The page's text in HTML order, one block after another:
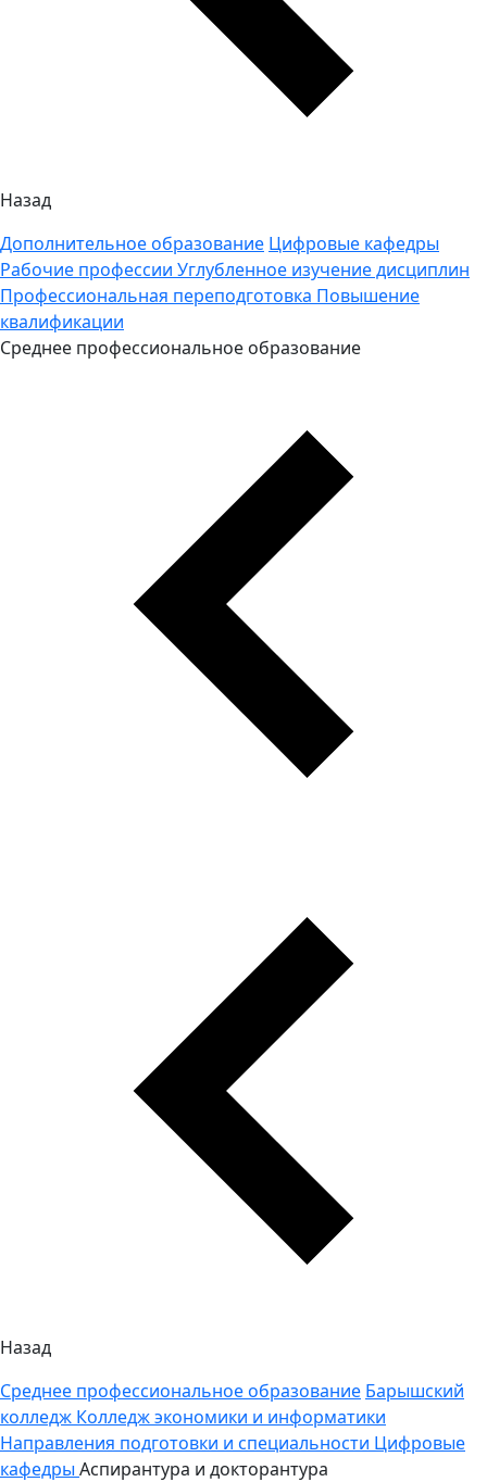
Назад
Дополнительное образование Цифровые кафедры
Рабочие профессии Углубленное изучение дисциплин
Профессиональная переподготовка Повышение
квалификации
Среднее профессиональное образование
Назад
Среднее профессиональное образование Барышский
колледж Колледж экономики и информатики
Направления подготовки и специальности Цифровые
кафедры Аспирантура и докторантура